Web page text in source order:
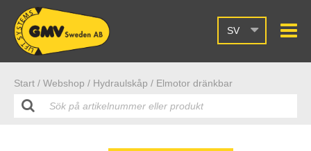
SV
Start / Webshop / Hydraulskåp / Elmotor dränkbar